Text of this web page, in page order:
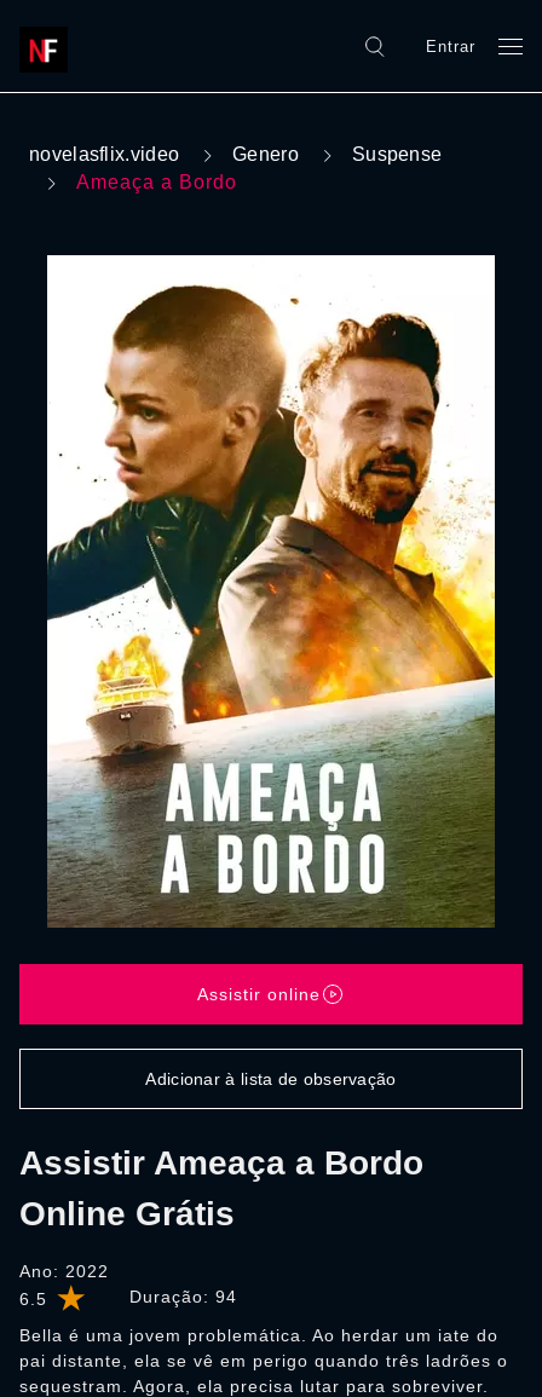
Entrar
novelasflix.video Genero
Suspense
Ameaça a Bordo
6.5 Duração: 94
Assistir Ameaça a Bordo
Online Grátis
Ano: 2022
Bella é uma jovem problemática. Ao herdar um iate do
pai distante, ela se vê em perigo quando três ladrões o
sequestram. Agora, ela precisa lutar para sobreviver.
Assistir online
Adicionar à lista de observação